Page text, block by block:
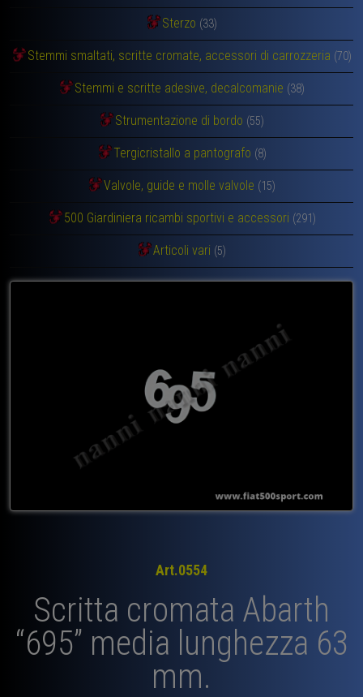
Sterzo (33)
Stemmi smaltati, scritte cromate, accessori di carrozzeria (70)
Stemmi e scritte adesive, decalcomanie (38)
Strumentazione di bordo (55)
Tergicristallo a pantografo (8)
Valvole, guide e molle valvole (15)
500 Giardiniera ricambi sportivi e accessori (291)
Articoli vari (5)
Art.0554
Scritta cromata Abarth
“695” media lunghezza 63
mm.